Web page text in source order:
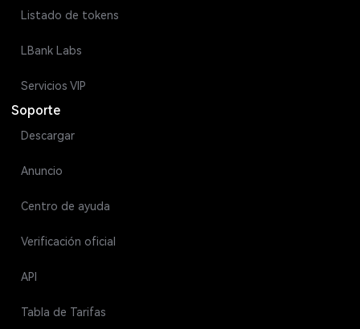
Listado de tokens
LBank Labs
Servicios VIP
Soporte
Descargar
Anuncio
Centro de ayuda
Verificación oficial
API
Tabla de Tarifas